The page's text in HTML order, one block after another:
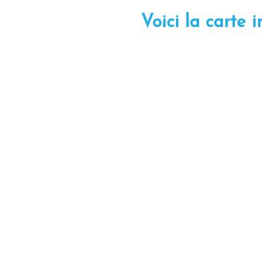
Voici la carte